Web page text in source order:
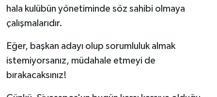
hala kulübün yönetiminde söz sahibi olmaya
çalışmalarıdır.
Eğer, başkan adayı olup sorumluluk almak
istemiyorsanız, müdahale etmeyi de
bırakacaksınız!